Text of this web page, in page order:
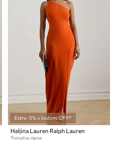
Extra -5% s kodom: OFF*
Haljina Lauren Ralph Lauren
Trenutna cijena: